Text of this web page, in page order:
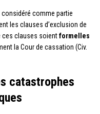
considéré comme partie
les clauses d’exclusion de
ces clauses soientformelles
la Cour de cassation (Civ.
catastrophes